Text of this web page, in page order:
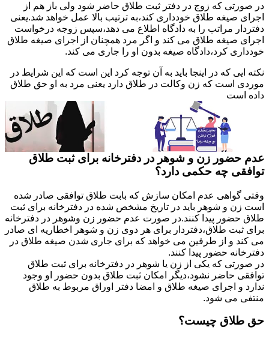
در صورتی که زوج در دفتر ثبت طلاق حاضر شود ولی باز هم از
اجرای صیغه طلاق خودداری کند،به ترتیب بالا عمل خواهد شد.یعنی
دفتردار مراتب را به دادگاه اطلاع می دهد،سپس زوجه درخواست
اجرای صیغه طلاق می کند و اگر مرد همچنان از اجرای صیغه طلاق
خودداری کرد،دادگاه صیغه بدون او را جاری می کند.
نکته ایی که در اینجا باید به آن توجه کرد این است که این شرایط در
موردی است که زن وکالت در طلاق دارد یعنی مرد به او حق طلاق
داده است
عدم حضور زن و شوهر در دفترخانه برای ثبت طلاق
توافقی چه حکمی دارد؟
وقتی گواهی عدم امکان سازش که بابت طلاق توافقی صادر شده
است زن و شوهر باید در تاریخ مشخص شده در دفترخانه برای ثبت
طلاق حضور پیدا کنند.در صورت عدم حضور زن وشوهر در دفترخانه
برای ثبت طلاق،دفتردار برای هر دوی زن و شوهر اخطاریه ای صادر
می کند و از طرفین می خواهد که برای جاری شدن صیغه طلاق در
دفترخانه حضور پیدا کنند.
در صورتی که یکی از زن یا شوهر در دفترخانه برای ثبت طلاق
توافقی حاضر نشود،دیگر امکان ثبت طلاق بدون حضور او وجود
ندارد و اجرای صیغه طلاق و امضا دفتر اوراق مربوط به طلاق
منتفی می شود.
حق طلاق چیست؟